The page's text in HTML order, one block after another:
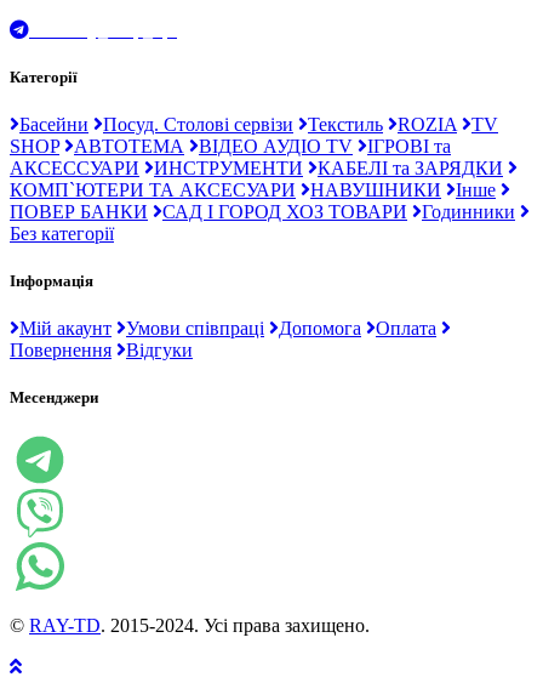
Категорії
Басейни Посуд. Столові сервізи Текстиль ROZIA
TV
SHOP
АВТОТЕМА ВІДЕО АУДІО TV
ІГРОВІ та
АКСЕССУАРИ
ИНСТРУМЕНТИ
КАБЕЛІ та ЗАРЯДКИ
КОМП`ЮТЕРИ ТА АКСЕСУАРИ
НАВУШНИКИ
Інше
ПОВЕР БАНКИ
САД І ГОРОД ХОЗ ТОВАРИ
Годинники
Без категорії
Інформація
Мій акаунт Умови співпраці Допомога
Оплата
Повернення
Відгуки
Месенджери
© RAY-TD. 2015-2024. Усі права захищено.